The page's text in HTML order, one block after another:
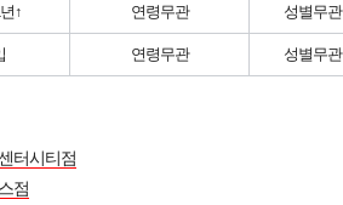
↑ 연령무관 성별무관
연령무관 성별무관
터시티점
점